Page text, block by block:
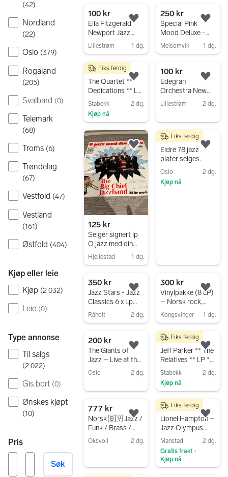
(42)
Nordland
(22)
Oslo (379)
Rogaland
(205)
Svalbard (0)
Telemark
(68)
Troms (6)
Trøndelag
(67)
Vestfold (47)
Vestland
(161)
Østfold (404)
Kjøp eller leie
Kjøp (2 032)
Leie (0)
Type annonse
Til salgs
(2 022)
Gis bort (0)
Ønskes kjøpt
(10)
Pris
Søk
100 kr
Ella Fitzgerald
Newport Jazz
Festival Live at
plate
Lillestrøm 1 dg.
Legg til som favoritt.
250 kr
Special Pink
Mood Deluxe -
sensuelle/sexy
Melsomvik 1 dg.
200 kr
The Quartet **
Dedications ** LP
** Jazz
Stabekk
2 dg.
Kjøp nå
Fiks ferdig
Legg til som favoritt.
100 kr
Edegran
Orchestra New
Orleans Jazz
Lillestrøm 2 dg.
125 kr
Selger signert lp
O jazz med din
glede med The
Big Chief
Hjellestad 1 dg.
Legg til som favoritt.
1 500 kr
Eldre 78 jazz
plater selges.
Oslo
2 dg.
Kjøp nå
Fiks ferdig
350 kr
Jazz Stars - Jazz
Classics 6 x Lp
Box
Råholt 2 dg.
Legg til som favoritt.
300 kr
Vinylpakke (8 LP)
– Norsk rock,
jazz/folk og
klassiske perler
Kongsvinger 1 dg.
200 kr
The Giants of
Jazz – Live at the
Victoria Theatre
Oslo 2 dg.
Legg til som favoritt.
275 kr
Jeff Parker ** The
Relatives ** LP **
Jazz
Stabekk
2 dg.
Kjøp nå
Fiks ferdig
777 kr
Norsk 🇧🇻 Jazz /
Funk / Brass /
Folk
Oksvoll 2 dg.
Legg til som favoritt.
50 kr
Lionel Hampton –
Jazz Olympus
Series LP plate
Manstad
2 dg.
Gratis frakt •
Kjøp nå
Fiks ferdig